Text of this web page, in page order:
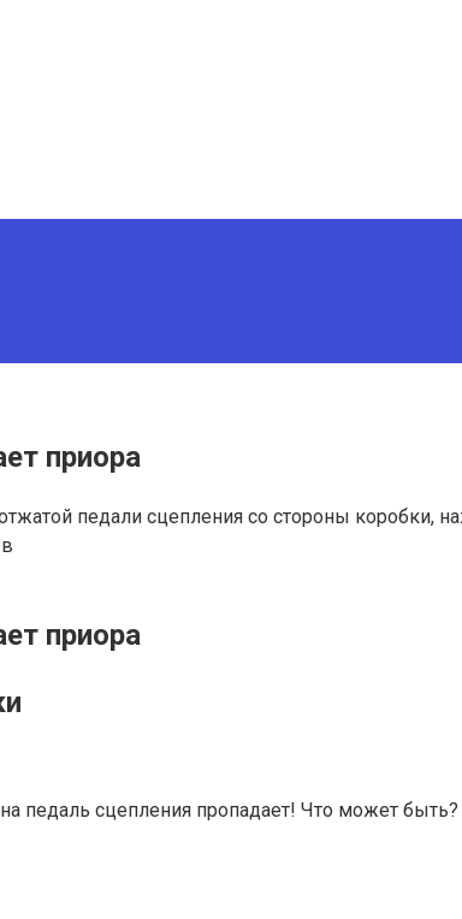
приора
педали сцепления со стороны коробки,
приора
педаль сцепления пропадает! Что может быть?